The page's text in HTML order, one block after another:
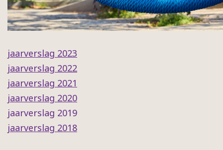
jaarverslag 2023
jaarverslag 2022
jaarverslag 2021
jaarverslag 2020
jaarverslag 2019
jaarverslag 2018